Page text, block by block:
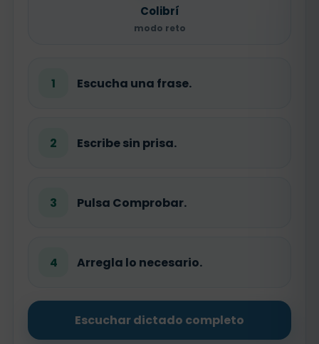
Colibrí
modo reto
1 Escucha una frase.
2 Escribe sin prisa.
3 Pulsa Comprobar.
4 Arregla lo necesario.
Escuchar dictado completo